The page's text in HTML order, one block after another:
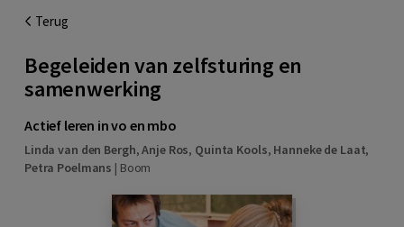
Terug
Begeleiden van zelfsturing en
samenwerking
Actief leren in vo en mbo
Linda van den Bergh,Anje Ros, Quinta Kools, Hanneke de Laat,
Petra Poelmans | Boom